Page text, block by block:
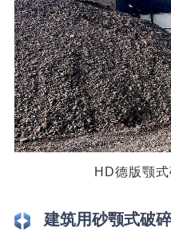
HD德版颚
建筑用砂颚式破